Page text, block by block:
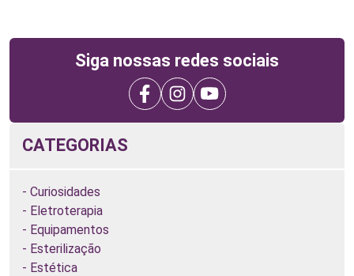
Siga nossas redes sociais
CATEGORIAS
Curiosidades
Eletroterapia
Equipamentos
Esterilização
Estética